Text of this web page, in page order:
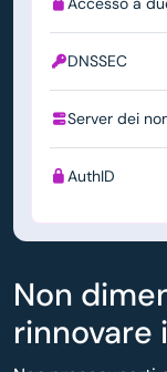
DNSSEC
Server dei
AuthID
Non
rinnovare